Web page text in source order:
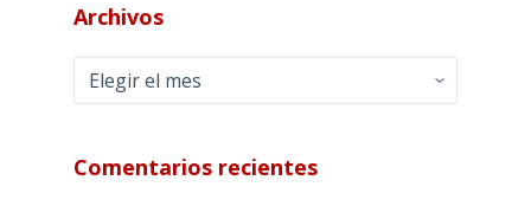
Archivos
Archivos
Comentarios recientes